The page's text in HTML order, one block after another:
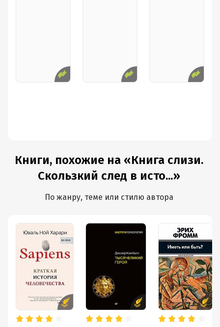
Книги, похожие на «Книга слизи.
Скользкий след в исто...»
По жанру, теме или стилю автора